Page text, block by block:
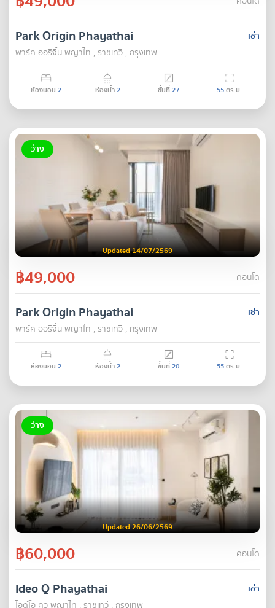
เช่า
Park Origin Phayathai
พาร์ค ออริจิ้น พญาไท , ราชเทวี , กรุงเทพ
ห้องนอน 2 ห้องน้ำ2 ชั้นที่27 55ตร.ม.
ว่าง
Updated 14/07/2569
฿49,000 คอนโด
เช่า
Park Origin Phayathai
พาร์ค ออริจิ้น พญาไท , ราชเทวี , กรุงเทพ
ห้องนอน 2 ห้องน้ำ2 ชั้นที่20 55ตร.ม.
ว่าง
Updated 26/06/2569
฿60,000 คอนโด
เช่า
Ideo Q Phayathai